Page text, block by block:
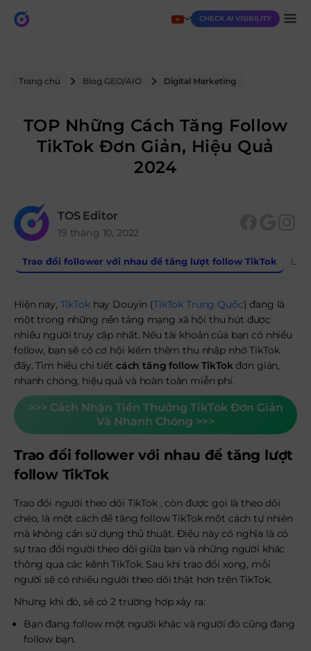
CHECK AI VISIBILITY
Trang chủ Blog GEO/AIO Digital Marketing
TOP Những Cách Tăng Follow
TikTok Đơn Giản, Hiệu Quả
2024
TOS Editor
19 tháng 10, 2022
Trao đổi follower với nhau để tăng lượt follow TikTok
Hiện nay, TikTokhay Douyin (TikTok Trung Quốc) đang là
một trong những nền tảng mạng xã hội thu hút được
nhiều người truy cập nhất. Nếu tài khoản của bạn có nhiều
follow, bạn sẽ có cơ hội kiếm thêm thu nhập nhờ TikTok
đấy. Tìm hiểu chi tiết cách tăng follow TikTokđơn giản,
nhanh chóng, hiệu quả và hoàn toàn miễn phí.
>>> Cách Nhận Tiền Thưởng TikTok Đơn Giản
Và Nhanh Chóng >>>
Trao đổi follower với nhau để tăng lượt
follow TikTok
Trao đổi người theo dõi TikTok , còn được gọi là theo dõi
chéo, là một cách để tăng follow TikTok một cách tự nhiên
mà không cần sử dụng thủ thuật. Điều này có nghĩa là có
sự trao đổi người theo dõi giữa bạn và những người khác
thông qua các kênh TikTok. Sau khi trao đổi xong, mỗi
người sẽ có nhiều người theo dõi thật hơn trên TikTok.
Nhưng khi đó, sẽ có 2 trường hợp xảy ra:
Bạn đang follow một người khác và người đó cũng đang
follow bạn.